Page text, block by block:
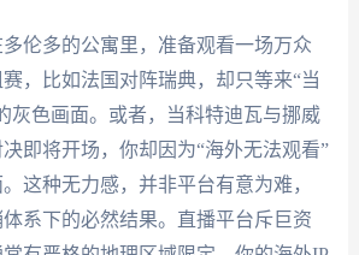
伦多的公寓里，准备观看一场万众
，比如法国对阵瑞典，却只等来“当
灰色画面。或者，当科特迪瓦与挪威
即将开场，你却因为“海外无法观看”
这种无力感，并非平台有意为难，
系下的必然结果。直播平台斥巨资